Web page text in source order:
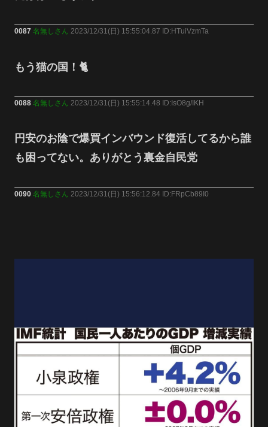
0087 名無しさん 2023/12/31(日) 15:55:04.87 ID:HTuiVzmTa
もう猫の国！🐈
0088 名無しさん 2023/12/31(日) 15:55:14.48 ID:IsO8g/IKH
円安のお陰で爆買インバウンド復活してるから誰
も困ってない。ありがとう裏金自民党
0090 名無しさん 2023/12/31(日) 15:56:12.84 ID:FRpCb89I0